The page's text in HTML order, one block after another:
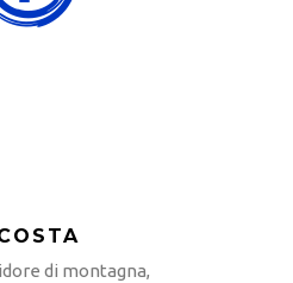
di montagna,